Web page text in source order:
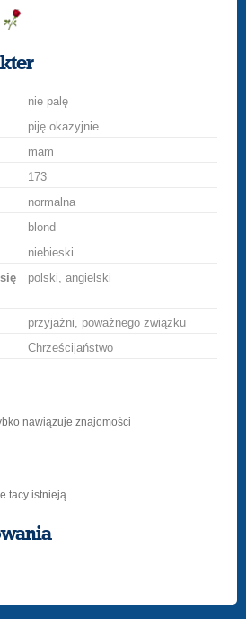
różę
nie palę
piję okazyjnie
mam
173
normalna
blond
niebieski
polski, angielski
przyjaźni, poważnego związku
Chrześcijaństwo
nawiązuje znajomości
tacy istnieją